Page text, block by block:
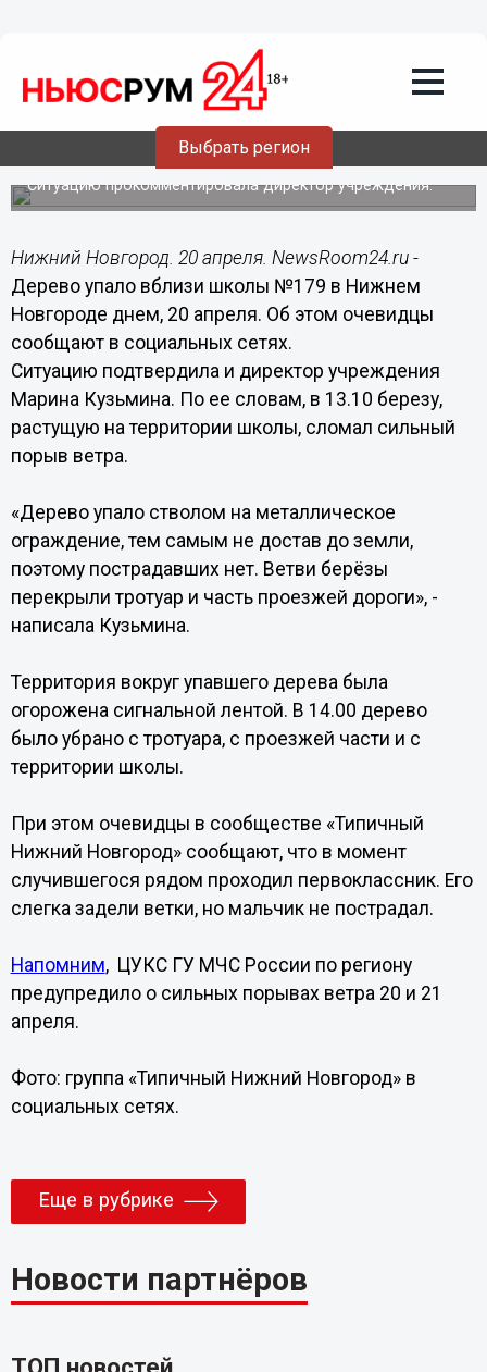
Выбрать регион
Упавшее дерево едва не придавило
первоклассника у школы №179 в
Нижнем Новгороде
Ситуацию прокомментировала директор учреждения.
Нижний Новгород. 20 апреля. NewsRoom24.ru -
Дерево упало вблизи школы №179 в Нижнем
Новгороде днем, 20 апреля. Об этом очевидцы
сообщают в социальных сетях.
Ситуацию подтвердила и директор учреждения
Марина Кузьмина. По ее словам, в 13.10 березу,
растущую на территории школы, сломал сильный
порыв ветра.
«Дерево упало стволом на металлическое
ограждение, тем самым не достав до земли,
поэтому пострадавших нет. Ветви берёзы
перекрыли тротуар и часть проезжей дороги», -
написала Кузьмина.
Территория вокруг упавшего дерева была
огорожена сигнальной лентой. В 14.00 дерево
было убрано с тротуара, с проезжей части и с
территории школы.
При этом очевидцы в сообществе «Типичный
Нижний Новгород» сообщают, что в момент
случившегося рядом проходил первоклассник. Его
слегка задели ветки, но мальчик не пострадал.
Напомним, ЦУКС ГУ МЧС России по региону
предупредило о сильных порывах ветра 20 и 21
апреля.
Фото: группа «Типичный Нижний Новгород» в
социальных сетях.
Еще в рубрике
Новости партнёров